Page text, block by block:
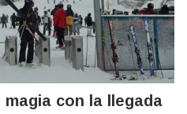
con la llegada